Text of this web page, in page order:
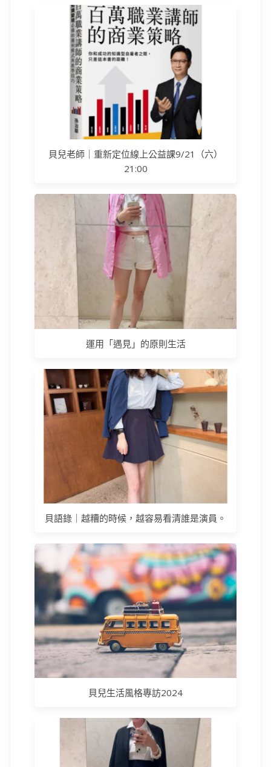
貝兒老師｜重新定位線上公益課9/21（六）
21:00
運用「遇見」的原則生活
貝語錄｜越糟的時候，越容易看清誰是演員。
貝兒生活風格專訪2024